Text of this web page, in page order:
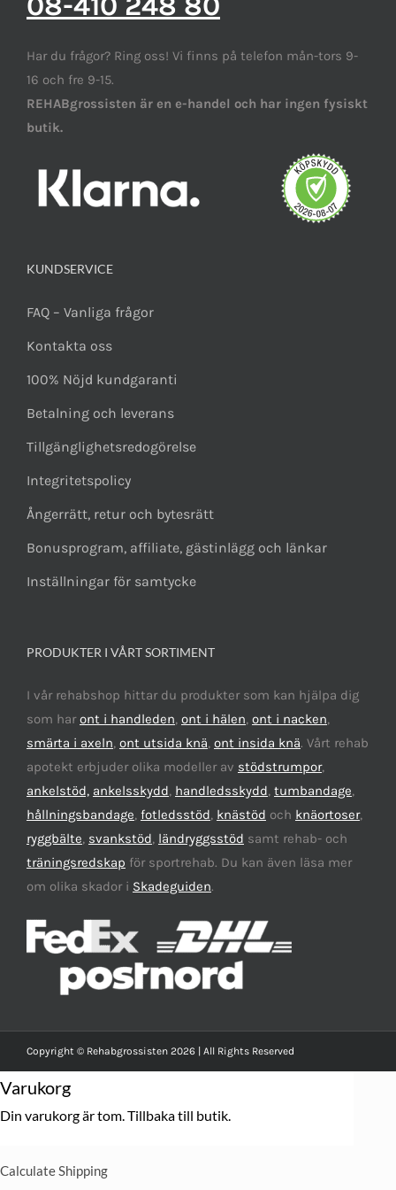
Har du frågor? Ring oss! Vi finns på telefon mån-tors 9-
16 och fre 9-15.
REHABgrossisten är en e-handel och har ingen fysiskt
butik.
KUNDSERVICE
FAQ – Vanliga frågor
Kontakta oss
100% Nöjd kundgaranti
Betalning och leverans
Tillgänglighetsredogörelse
Integritetspolicy
Ångerrätt, retur och bytesrätt
Bonusprogram, affiliate, gästinlägg och länkar
Inställningar för samtycke
PRODUKTER I VÅRT SORTIMENT
I vår rehabshop hittar du produkter som kan hjälpa dig
som haront i handleden, ont i hälen, ont i nacken,
smärta i axeln, ont utsida knä, ont insida knä. Vårt rehab
apotekt erbjuder olika modeller av stödstrumpor,
ankelstöd, ankelsskydd, handledsskydd, tumbandage,
hållningsbandage, fotledsstöd, knästöd och knäortoser,
ryggbälte, svankstöd, ländryggsstöd samt rehab- och
träningsredskap för sportrehab. Du kan även läsa mer
om olika skador i Skadeguiden.
Copyright © Rehabgrossisten 2026 | All Rights Reserved
Varukorg
Din varukorg är tom.Tillbaka till butik.
Calculate Shipping